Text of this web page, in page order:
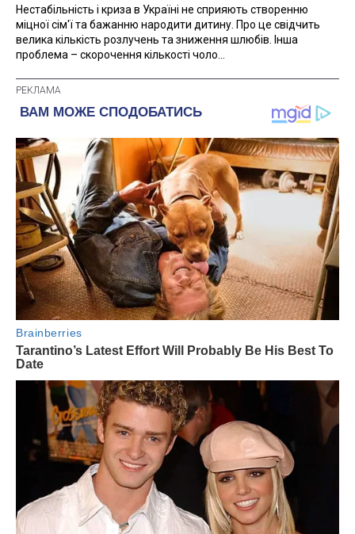
Нестабільність і криза в Україні не сприяють створенню
міцної сім'ї та бажанню народити дитину. Про це свідчить
велика кількість розлучень та зниження шлюбів. Інша
проблема – скорочення кількості чоло...